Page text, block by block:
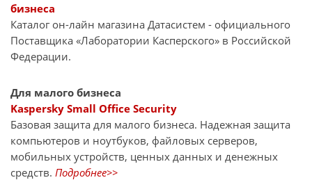
бизнеса
Каталог он-лайн магазина Датасиcтем - официального
Поставщика «Лаборатории Касперского» в Российской
Федерации.
Для малого бизнеса
Kaspersky Small Office Security
Базовая защита для малого бизнеса. Надежная защита
компьютеров и ноутбуков, файловых серверов,
мобильных устройств, ценных данных и денежных
средств. Подробнее>>